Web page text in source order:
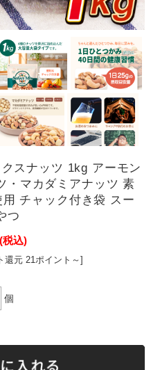
スナッツ 1kg アーモン
・マカダミアナッツ 素
チャック付き袋 スー
つ
(税込)
還元 21ポイント～]
個